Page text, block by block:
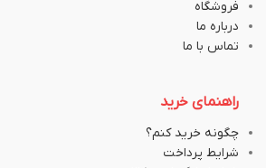
فروشگاه
درباره ما
تماس با ما
راهنمای خرید
چگونه خرید کنم؟
شرایط پرداخت